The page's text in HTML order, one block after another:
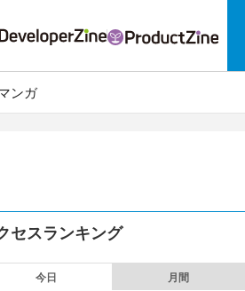
ンガ
セスランキング
今日 月間